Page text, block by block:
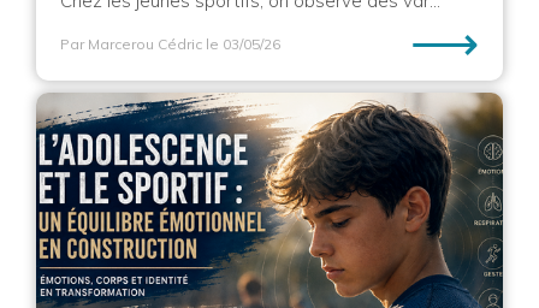
Par Marcerou Cédric le 03/05/26 ⟶